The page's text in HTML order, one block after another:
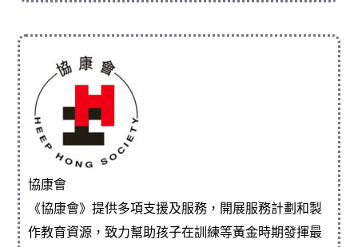
協康會
《協康會》提供多項支援及服務，開展服務計劃和製
作教育資源，致力幫助孩子在訓練等黃金時期發揮最